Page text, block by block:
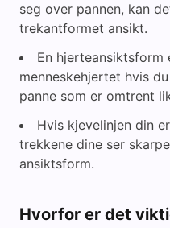
seg over pannen, kan
trekantformet ansikt.
En hjerteansiktsform
menneskehjertet hvis
panne som er omtrent
Hvis kjevelinjen din
trekkene dine ser
ansiktsform.
Hvorfor er det